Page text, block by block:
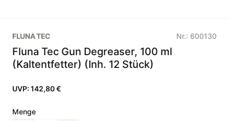
FLUNA TEC Nr.: 600130
Fluna Tec Gun Degreaser, 100 ml
(Kaltentfetter) (Inh. 12 Stück)
UVP: 142,80 €
Menge